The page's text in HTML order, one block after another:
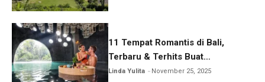
11 Tempat Romantis di Bali,
Terbaru & Terhits Buat
Honeymoon
Linda Yulita November 25, 2025